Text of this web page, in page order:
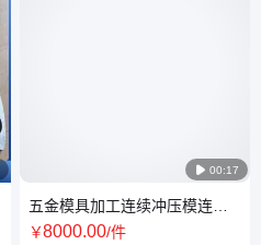
 00:17
五金模具加工连续冲压模连续
模 品质保证 资质齐全
￥8000.00/件